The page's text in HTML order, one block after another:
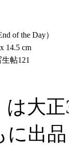
of the Day）
14.5 cm
帖121
大正
に出